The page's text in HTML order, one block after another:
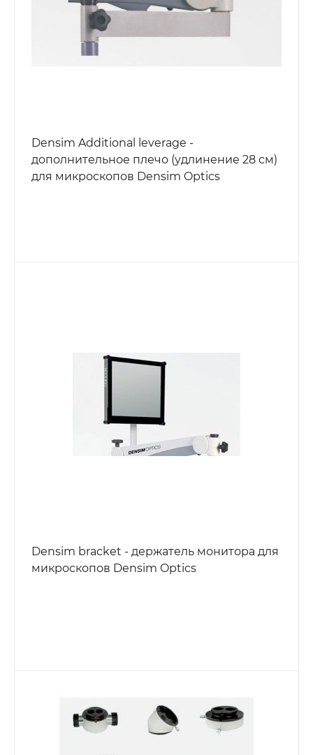
Densim Additional leverage -
дополнительное плечо (удлинение 28 см)
для микроскопов Densim Optics
Densim bracket - держатель монитора для
микроскопов Densim Optics